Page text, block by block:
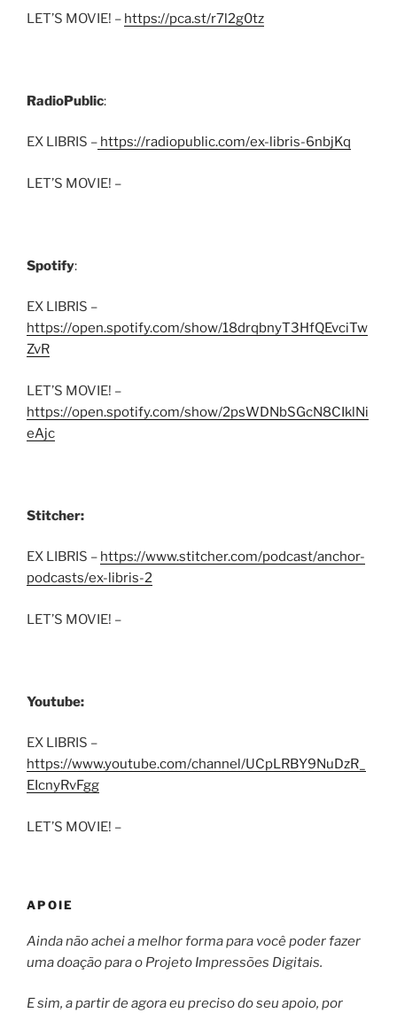
LET’S MOVIE! – https://pca.st/r7l2g0tz
RadioPublic:
EX LIBRIS – https://radiopublic.com/ex-libris-6nbjKq
LET’S MOVIE! –
Spotify:
EX LIBRIS –
https://open.spotify.com/show/18drqbnyT3HfQEvciTw
ZvR
LET’S MOVIE! –
https://open.spotify.com/show/2psWDNbSGcN8CIklNi
eAjc
Stitcher:
EX LIBRIS – https://www.stitcher.com/podcast/anchor-
podcasts/ex-libris-2
LET’S MOVIE! –
Youtube:
EX LIBRIS –
https://www.youtube.com/channel/UCpLRBY9NuDzR_
EIcnyRvFgg
LET’S MOVIE! –
APOIE
Ainda não achei a melhor forma para você poder fazer
uma doação para o Projeto Impressões Digitais.
E sim, a partir de agora eu preciso do seu apoio, por